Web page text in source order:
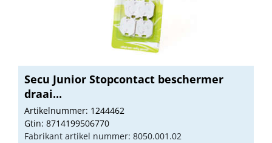
Secu Junior Stopcontact beschermer
draai...
Artikelnummer: 1244462
Gtin: 8714199506770
Fabrikant artikel nummer: 8050.001.02